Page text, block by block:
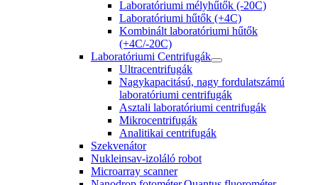
Laboratóriumi mélyhűtők (-20C)
Laboratóriumi hűtők (+4C)
Kombinált laboratóriumi hűtők
(+4C/-20C)
Laboratóriumi Centrifugák
Ultracentrifugák
Nagykapacitású, nagy fordulatszámú
laboratóriumi centrifugák
Asztali laboratóriumi centrifugák
Mikrocentrifugák
Analitikai centrifugák
Szekvenátor
Nukleinsav-izoláló robot
Microarray scanner